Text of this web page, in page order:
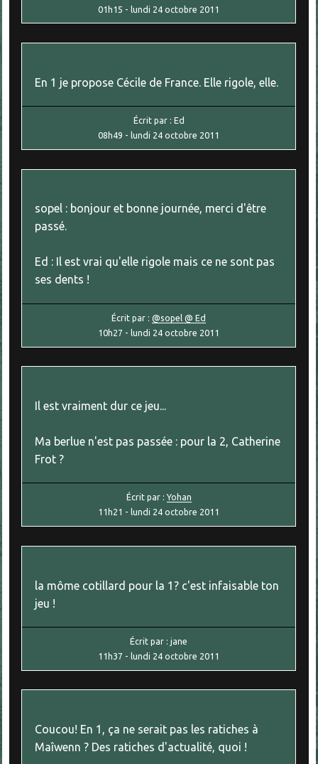
01h15 -lundi 24 octobre 2011
En 1 je propose Cécile de France. Elle rigole, elle.
Écrit par : Ed
08h49 - lundi 24 octobre 2011
sopel : bonjour et bonne journée, merci d'être
passé.
Ed : Il est vrai qu'elle rigole mais ce ne sont pas
ses dents !
Écrit par :@sopel @ Ed
10h27 -lundi 24 octobre 2011
Il est vraiment dur ce jeu...
Ma berlue n'est pas passée : pour la 2, Catherine
Frot ?
Écrit par : Yohan
11h21 - lundi 24 octobre 2011
la môme cotillard pour la 1? c'est infaisable ton
jeu !
Écrit par :jane
11h37 - lundi 24 octobre 2011
Coucou! En 1, ça ne serait pas les ratiches à
Maîwenn ? Des ratiches d'actualité, quoi !